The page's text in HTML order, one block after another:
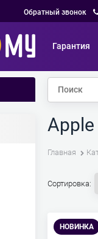
Обратный звонок
Гарантия
Главная
Сортировка:
НОВИНКА